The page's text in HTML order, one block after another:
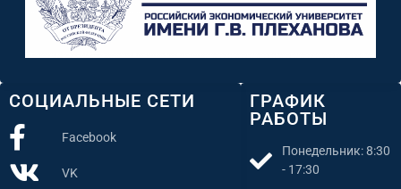
ГРАФИК
РАБОТЫ
Понедельник: 8:30
- 17:30
СОЦИАЛЬНЫЕ СЕТИ
Facebook
VK